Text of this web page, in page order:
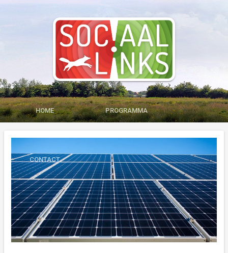
HOME PROGRAMMA
CONTACT